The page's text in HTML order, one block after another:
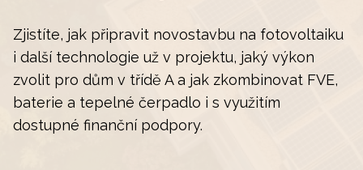
Zjistíte, jak připravit novostavbu na fotovoltaiku
i další technologie už v projektu, jaký výkon
zvolit pro dům v třídě A a jak zkombinovat FVE,
baterie a tepelné čerpadlo i s využitím
dostupné finanční podpory.